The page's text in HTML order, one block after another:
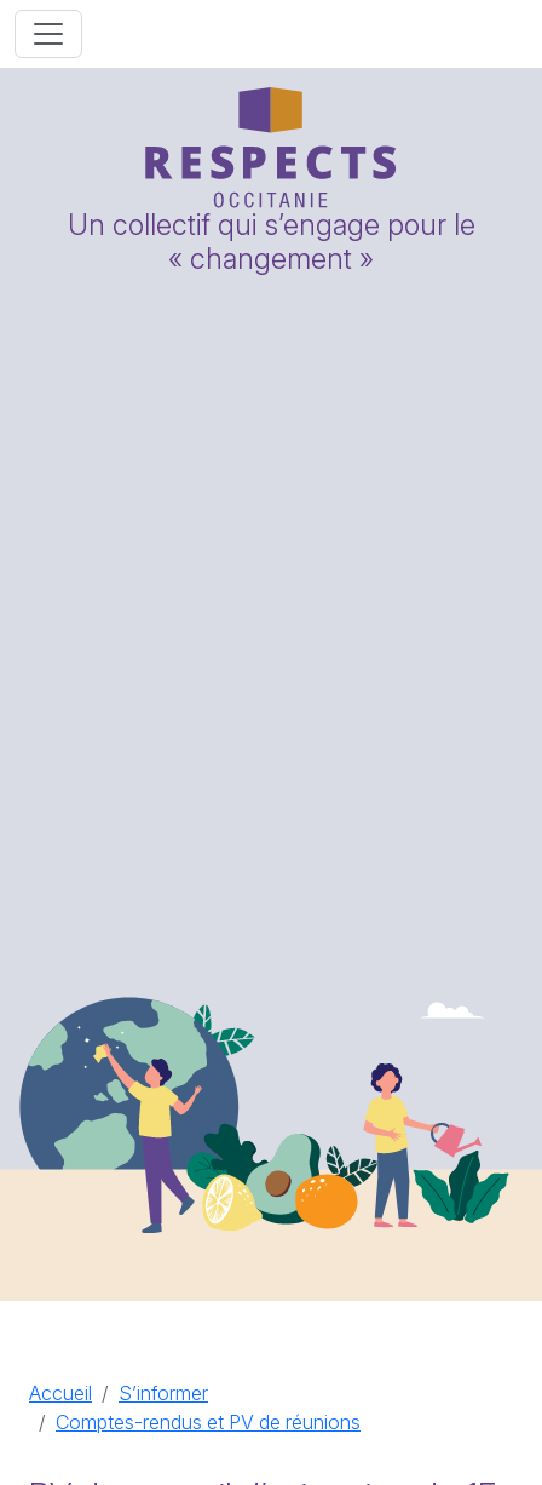
Un collectif qui s’engage pour le
« changement »
Accueil
S’informer
Comptes-rendus et PV de réunions